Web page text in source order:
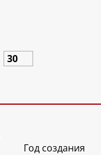
Год создания